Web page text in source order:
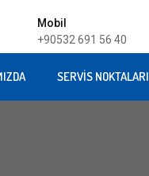
Mobil
+90532 691 56 40
SERVIS NOKTALARI